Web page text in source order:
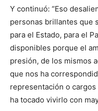
Y continuó: “Eso
personas brillantes que
para el Estado, para el
disponibles porque el
presión, de los mismos
que nos ha
representación o
ha tocado vivirlo con